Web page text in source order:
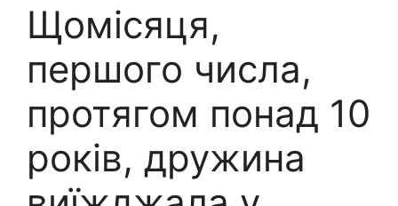
Щомісяця,
першого числа,
протягом понад 10
років, дружина